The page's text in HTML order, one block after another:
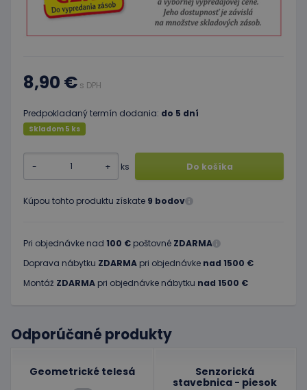
8,90 € s DPH
Predpokladaný termín dodania: do 5 dní
Skladom 5 ks
- + ks Do košíka
Kúpou tohto produktu získate 9 bodov
Pri objednávke nad 100 € poštovné ZDARMA
Doprava nábytku ZDARMA pri objednávke nad 1500 €
Montáž ZDARMA pri objednávke nábytku nad 1500 €
Odporúčané produkty
Geometrické telesá
Senzorická
stavebnica - piesok